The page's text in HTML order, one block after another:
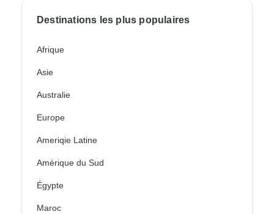
Destinations les plus populaires
Afrique
Asie
Australie
Europe
Ameriqie Latine
Amérique du Sud
Égypte
Maroc